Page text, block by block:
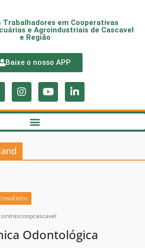
Trabalhadores em Cooperativas
e Agroindustriais de Cascavel
e Região
Baixe o nosso APP
sintrascoopcascavel
Odontológica